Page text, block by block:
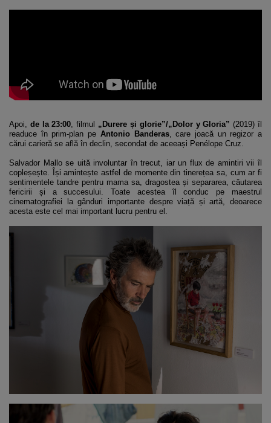
Apoi, de la 23:00 , filmul „Durere și glorie”/„Dolor y Gloria” (2019) îl
readuce în prim-plan pe Antonio Banderas, care joacă un regizor a
cărui carieră se află în declin, secondat de aceeași Penélope Cruz.
Salvador Mallo se uită involuntar în trecut, iar un flux de amintiri vii îl
copleșește. Își amintește astfel de momente din tinerețea sa, cum ar fi
sentimentele tandre pentru mama sa, dragostea și separarea, căutarea
fericirii și a succesului. Toate acestea îl conduc pe maestrul
cinematografiei la gânduri importante despre viață și artă, deoarece
acesta este cel mai important lucru pentru el.